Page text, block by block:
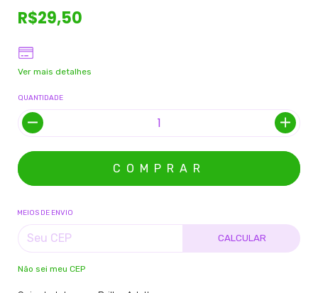
R$29,50
Ver mais detalhes
QUANTIDADE
MEIOS DE ENVIO
CALCULAR
Não sei meu CEP